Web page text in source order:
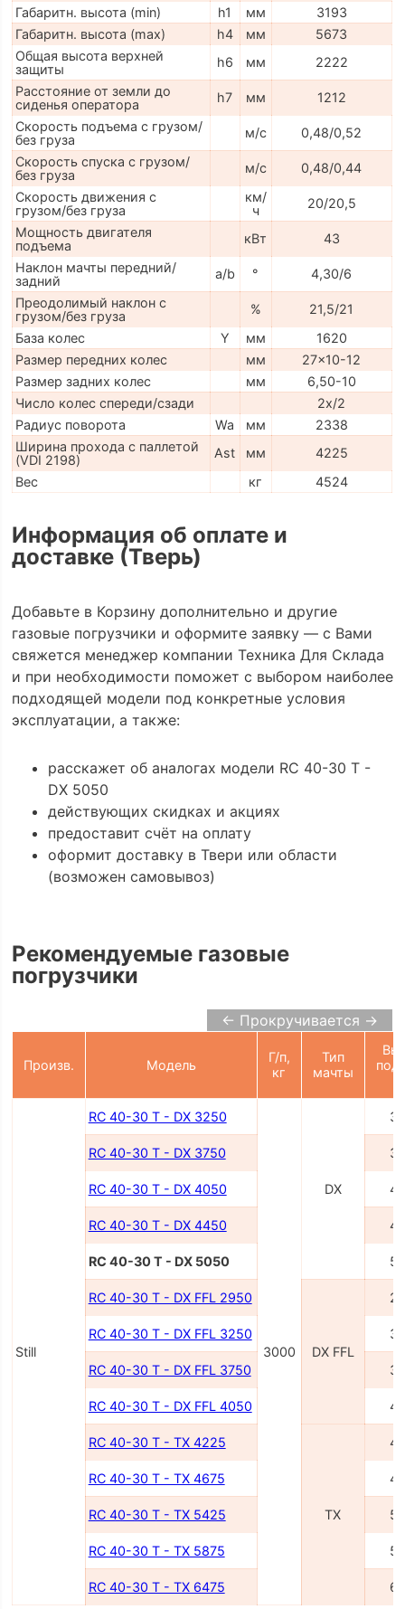
Габаритн. высота (min)
h1 мм
3193
Габаритн. высота (max)
h4 мм
5673
Общая высота верхней
защиты
h6 мм
2222
Расстояние от земли до
сиденья оператора
h7 мм
1212
Скорость подъема с грузом/
без груза
м/с
0,48/0,52
Скорость спуска с грузом/
без груза
м/с
0,48/0,44
Скорость движения с
грузом/без груза
км/
ч
20/20,5
Мощность двигателя
подъема
кВт
43
Наклон мачты передний/
задний
a/b °
4,30/6
Преодолимый наклон с
грузом/без груза
%
21,5/21
База колес
Y мм
1620
Размер передних колес
мм
27x10-12
Размер задних колес
мм
6,50-10
Число колес спереди/сзади
2x/2
Радиус поворота
Wa мм
2338
Ширина прохода с паллетой
(VDI 2198)
Ast мм
4225
Вес
кг 4524
Информация об оплате и
доставке (Тверь)
Добавьте в Корзину дополнительно и другие
газовые погрузчики и оформите заявку — с Вами
свяжется менеджер компании Техника Для Склада
и при необходимости поможет с выбором наиболее
подходящей модели под конкретные условия
эксплуатации, а также:
расскажет об аналогах модели RC 40-30 T -
DX 5050
действующих скидках и акциях
предоставит счёт на оплату
оформит доставку в Твери или области
(возможен самовывоз)
Рекомендуемые газовые
погрузчики
← Прокручивается →
Произв. Модель
Г/п,
кг
Тип
мачты
Still
RC 40-30 T - DX 3250
3000
DX
RC 40-30 T - DX 3750
RC 40-30 T - DX 4050
RC 40-30 T - DX 4450
RC 40-30 T - DX 5050
RC 40-30 T - DX FFL 2950
DX FFL
RC 40-30 T - DX FFL 3250
RC 40-30 T - DX FFL 3750
RC 40-30 T - DX FFL 4050
RC 40-30 T - TX 4225
TX
RC 40-30 T - TX 4675
RC 40-30 T - TX 5425
RC 40-30 T - TX 5875
RC 40-30 T - TX 6475